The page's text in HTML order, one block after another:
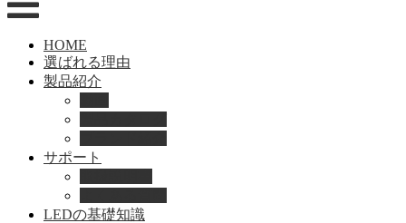
HOME
選ばれる理由
製品紹介
サポート
LEDの基礎知識